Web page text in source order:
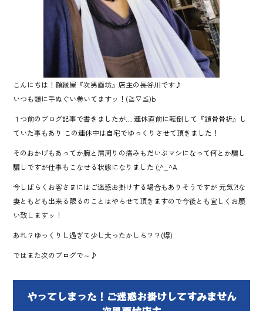
こんにちは！額縁屋『次男画坊』店主の長谷川です♪
いつも頭に手ぬぐい巻いてますッ！(≧∇≦)b
１つ前のブログ記事で書きましたが… 連休直前に転倒して『鎖骨骨折』し
ていた事もあり この連休中は自宅でゆっくりさせて頂きました！
そのおかげもあってか腕と肩周りの痛みもだいぶマシになって何とか騙し
騙しですが仕事もこなせる状態になりました (;^_^A
今しばらくお客さまにはご迷惑お掛けする場合もありそうですが 元気?!な
妻ともども出来る限るのことはやらせて頂きますので今後とも宜しくお願
い致しますッ！
あれ？ゆっくりし過ぎて少し太ったかしら？？(爆)
ではまた次のブログで～♪
やってしまった！ご迷惑お掛けしてすみません